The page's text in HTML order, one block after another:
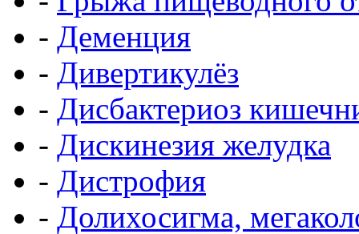
- Деменция
- Дивертикулёз
- Дисбактериоз
- Дискинезия желудка
- Дистрофия
- Долихосигма,